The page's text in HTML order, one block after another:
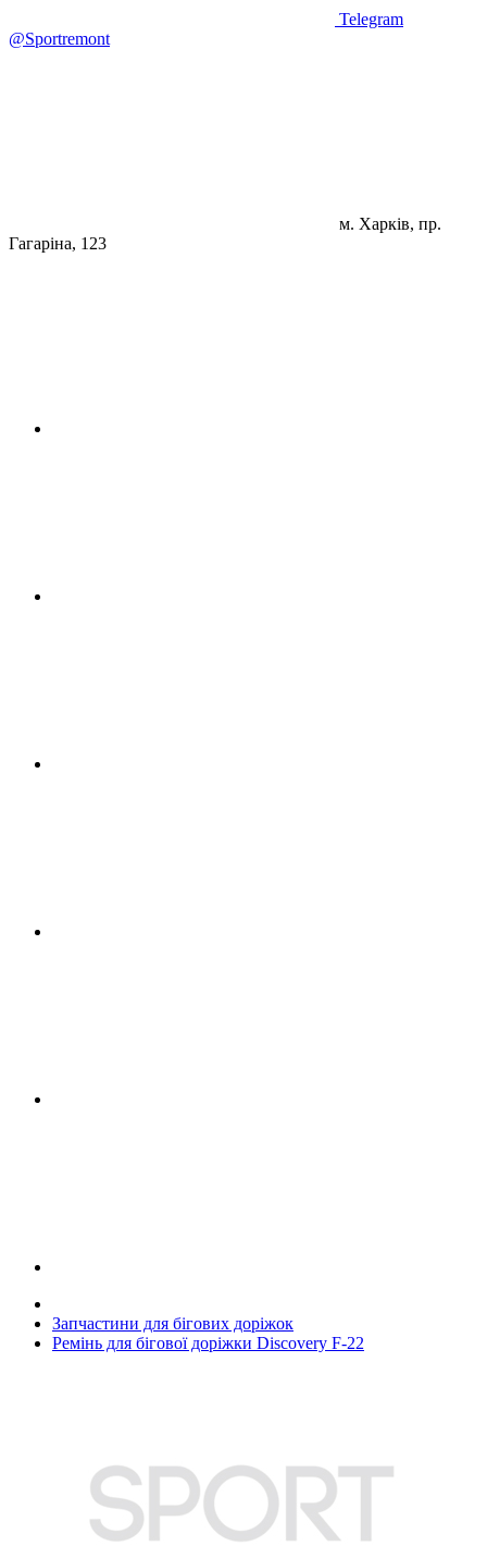
Telegram
@Sportremont
м. Харків, пр.
Гагаріна, 123
Запчастини для бігових доріжок
Ремінь для бігової доріжки Discovery F-22